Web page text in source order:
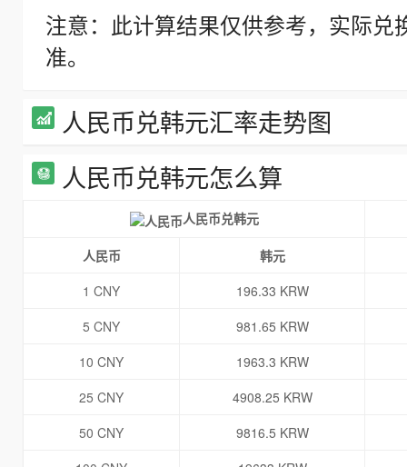
注意：此计算结果仅供参考，实际
准。
人民币兑韩元汇率走势图
人民币兑韩元怎么算
人民币兑韩元
人民币
韩元
1 CNY
196.33 KRW
5 CNY
981.65 KRW
10 CNY
1963.3 KRW
25 CNY
4908.25 KRW
50 CNY
9816.5 KRW